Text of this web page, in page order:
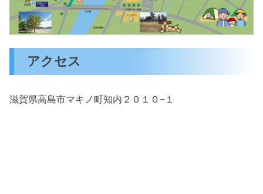
アクセス
滋賀県高島市マキノ町知内２０１０−１